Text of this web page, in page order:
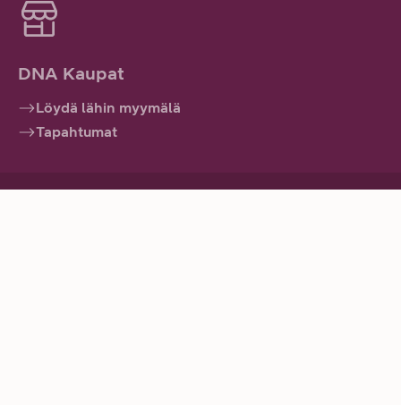
DNA Kaupat
Löydä lähin myymälä
Tapahtumat